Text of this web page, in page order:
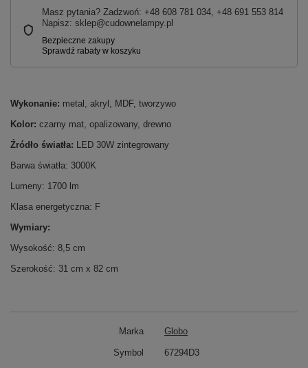
Masz pytania? Zadzwoń: +48 608 781 034, +48 691 553 814
Napisz: sklep@cudownelampy.pl
Wykonanie: metal, akryl, MDF, tworzywo
Kolor: czarny mat, opalizowany, drewno
Źródło światła: LED 30W zintegrowany
Barwa światła: 3000K
Lumeny: 1700 lm
Klasa energetyczna: F
Wymiary:
Wysokość: 8,5 cm
Szerokość: 31 cm x 82 cm
Marka Globo
Symbol 67294D3